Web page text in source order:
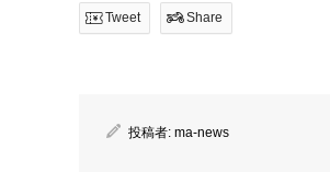
Tweet Share
投稿者: ma-news